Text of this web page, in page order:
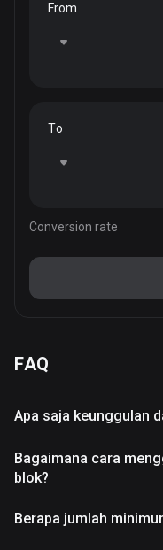
From
To
Conversion rate
FAQ
Apa saja keunggulan
Bagaimana cara
blok?
Berapa jumlah